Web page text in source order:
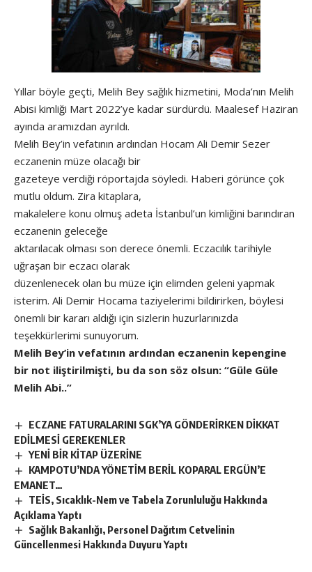
Yıllar böyle geçti, Melih Bey sağlık hizmetini, Moda’nın Melih
Abisi kimliği Mart 2022’ye kadar sürdürdü. Maalesef Haziran
ayında aramızdan ayrıldı.
Melih Bey’in vefatının ardından Hocam Ali Demir Sezer
eczanenin müze olacağı bir
gazeteye verdiği röportajda söyledi. Haberi görünce çok
mutlu oldum. Zira kitaplara,
makalelere konu olmuş adeta İstanbul’un kimliğini barındıran
eczanenin geleceğe
aktarılacak olması son derece önemli. Eczacılık tarihiyle
uğraşan bir eczacı olarak
düzenlenecek olan bu müze için elimden geleni yapmak
isterim. Ali Demir Hocama taziyelerimi bildirirken, böylesi
önemli bir kararı aldığı için sizlerin huzurlarınızda
teşekkürlerimi sunuyorum.
Melih Bey’in vefatının ardından eczanenin kepengine
bir not iliştirilmişti, bu da son söz olsun: “Güle Güle
Melih Abi..”
ECZANE FATURALARINI SGK’YA GÖNDERİRKEN DİKKAT
EDİLMESİ GEREKENLER
YENİ BİR KİTAP ÜZERİNE
KAMPOTU’NDA YÖNETİM BERİL KOPARAL ERGÜN’E
EMANET…
TEİS, Sıcaklık-Nem ve Tabela Zorunluluğu Hakkında
Açıklama Yaptı
Sağlık Bakanlığı, Personel Dağıtım Cetvelinin
Güncellenmesi Hakkında Duyuru Yaptı